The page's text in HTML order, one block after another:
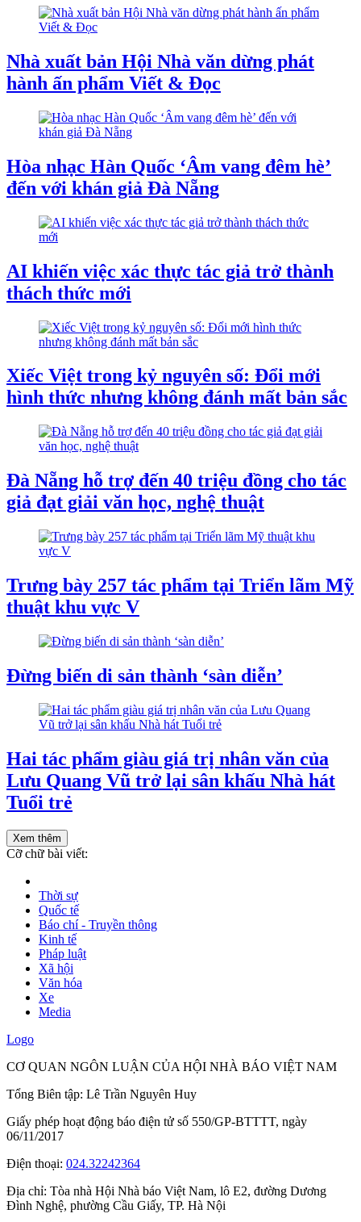
Nhà xuất bản Hội Nhà văn dừng phát
hành ấn phẩm Viết & Đọc
Hòa nhạc Hàn Quốc ‘Âm vang đêm hè’
đến với khán giả Đà Nẵng
AI khiến việc xác thực tác giả trở thành
thách thức mới
Xiếc Việt trong kỷ nguyên số: Đổi mới
hình thức nhưng không đánh mất bản sắc
Đà Nẵng hỗ trợ đến 40 triệu đồng cho tác
giả đạt giải văn học, nghệ thuật
Trưng bày 257 tác phẩm tại Triển lãm Mỹ
thuật khu vực V
Đừng biến di sản thành ‘sàn diễn’
Hai tác phẩm giàu giá trị nhân văn của
Lưu Quang Vũ trở lại sân khấu Nhà hát
Tuổi trẻ
Xem thêm
Cỡ chữ bài viết:
Thời sự
Quốc tế
Báo chí - Truyền thông
Kinh tế
Pháp luật
Xã hội
Văn hóa
Xe
Media
Logo
CƠ QUAN NGÔN LUẬN CỦA HỘI NHÀ BÁO VIỆT NAM
Tổng Biên tập: Lê Trần Nguyên Huy
Giấy phép hoạt động báo điện tử số 550/GP-BTTTT, ngày
06/11/2017
Điện thoại: 024.32242364
Địa chỉ: Tòa nhà Hội Nhà báo Việt Nam, lô E2, đường Dương
Đình Nghệ, phường Cầu Giấy, TP. Hà Nội